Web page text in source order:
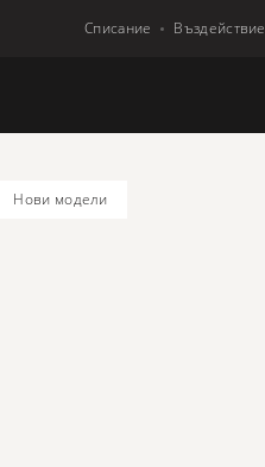
Списание Въздействие
нови модели